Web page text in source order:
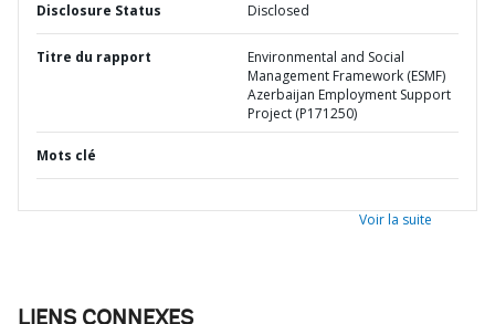
Disclosure Status Disclosed
Titre du rapport
Environmental and Social
Management Framework (ESMF)
Azerbaijan Employment Support
Project (P171250)
Mots clé
Voir la suite
LIENS CONNEXES